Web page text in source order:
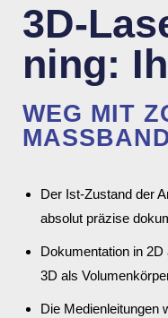
3D-
ning:
WEG MIT
MASSBAND
Der Ist-Zustand der
absolut präzise
Doku­men­ta­tion in
3D als
Die Medi­en­lei­tungen